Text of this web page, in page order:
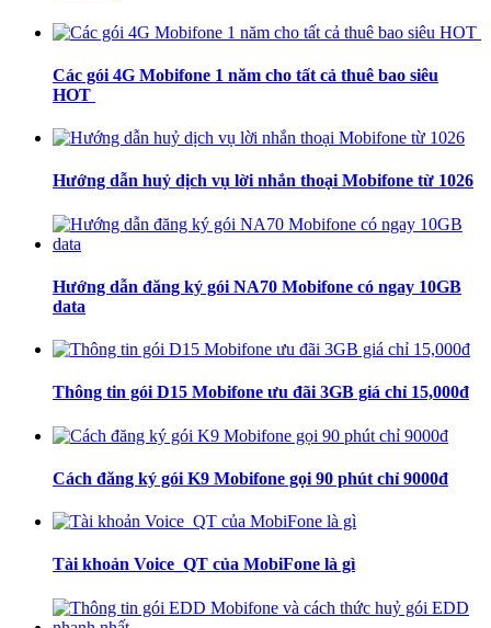
Các gói 4G Mobifone 1 năm cho tất cả thuê bao siêu
HOT
Hướng dẫn huỷ dịch vụ lời nhắn thoại Mobifone từ 1026
Hướng dẫn đăng ký gói NA70 Mobifone có ngay 10GB
data
Thông tin gói D15 Mobifone ưu đãi 3GB giá chỉ 15,000đ
Cách đăng ký gói K9 Mobifone gọi 90 phút chỉ 9000đ
Tài khoản Voice_QT của MobiFone là gì